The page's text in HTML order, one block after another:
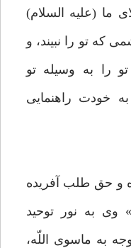
ما (عليه السلام)
كور باد(38) چشمى كه تو را نبيند، و
را به وسيله تو
خودت راهنمايى
و حق طلب آفريده
به نور توحيد
هرگونه توجه به ماسوى اللّه،